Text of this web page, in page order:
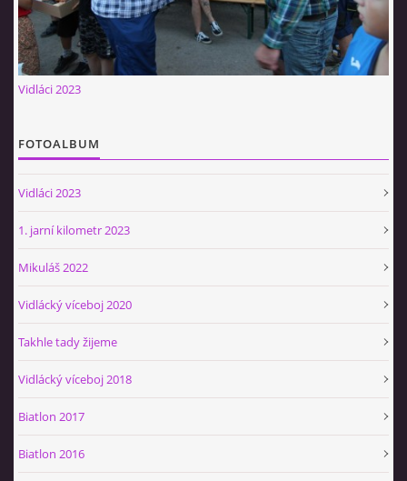
Vidláci 2023
FOTOALBUM
Vidláci 2023
1. jarní kilometr 2023
Mikuláš 2022
Vidlácký víceboj 2020
Takhle tady žijeme
Vidlácký víceboj 2018
Biatlon 2017
Biatlon 2016